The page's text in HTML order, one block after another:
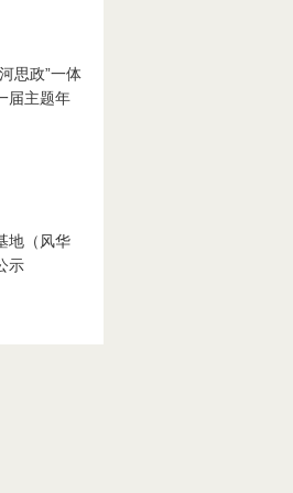
思政”一体
届主题年
主题活动
地（风华
示